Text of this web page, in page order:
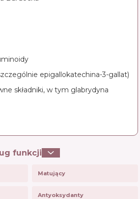
epigallokatechina-3-gallat)
składniki, w tym glabrydyna
funkcji
Matujący
Antyoksydanty